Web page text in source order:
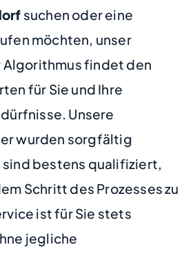
suchen oder eine
möchten, unser
findet den
für Sie und Ihre
Unsere
wurden sorgfältig
bestens qualifiziert,
Schritt des Prozesses zu
ist für Sie stets
jegliche